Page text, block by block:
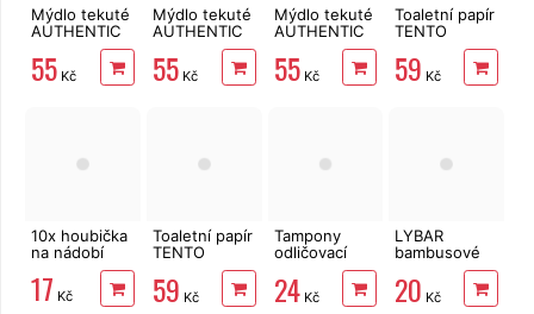
Mýdlo tekuté
AUTHENTIC
Cranberries&Nectarine
400 ml
55 Kč
Mýdlo tekuté
AUTHENTIC
Grapes&Grapefruit
400 ml
55Kč
Mýdlo tekuté
AUTHENTIC
Ice lime &
Lemon 400
ml
55Kč
Toaletní papír
TENTO
3vrstvý 8 rolí,
144 m
59 Kč
10x houbička
na nádobí
17 Kč
Toaletní papír
TENTO
Ellegance
Pink 3vrstvý
8 rolí, 144 m
59 Kč
Tampony
odličovací
LINTEO 120
ks
24Kč
LYBAR
bambusové
tyčinky 200
ks
20 Kč